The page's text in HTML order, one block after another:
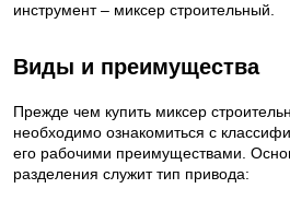
инструмент – миксер строительный.
Виды и преимущества
Прежде чем купить миксер
необходимо ознакомиться с
его рабочими преимуществами.
разделения служит тип привода: